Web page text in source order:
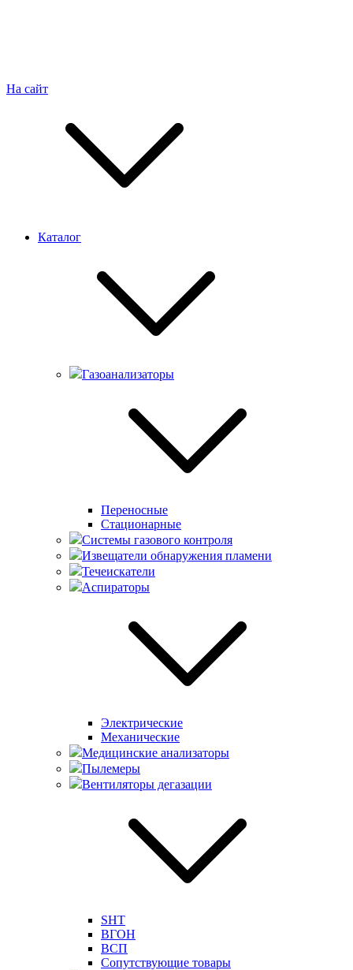
На сайт
Каталог
Газоанализаторы
Переносные
Стационарные
Системы газового контроля
Извещатели обнаружения пламени
Течеискатели
Аспираторы
Электрические
Механические
Медицинские анализаторы
Пылемеры
Вентиляторы дегазации
SHT
ВГОН
ВСП
Сопутствующие товары